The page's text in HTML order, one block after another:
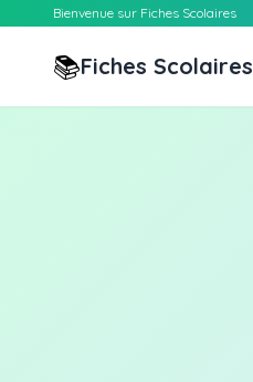
Bienvenue sur Fiches Scolaires
📚Fiches Scolaires